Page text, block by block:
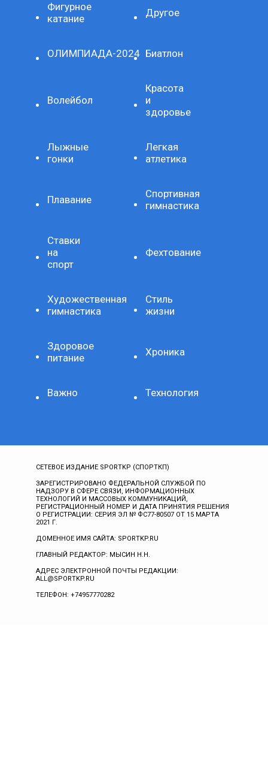
Фигурное
катание
Другое
ОЛИМПИАДА-2024 Биатлон
Волейбол
Красота
и
здоровье
Лыжные
гонки
Легкая
атлетика
Плавание
Спортивная
гимнастика
Ставки
на
спорт
Фехтование
Художественная
гимнастика
Стиль
жизни
Здоровое
питание
Хроника
Важно Технология
СЕТЕВОЕ ИЗДАНИЕ SPORTKP (СПОРТКП)
ЗАРЕГИСТРИРОВАНО ФЕДЕРАЛЬНОЙ СЛУЖБОЙ ПО
НАДЗОРУ В СФЕРЕ СВЯЗИ, ИНФОРМАЦИОННЫХ
ТЕХНОЛОГИЙ И МАССОВЫХ КОММУНИКАЦИЙ,
РЕГИСТРАЦИОННЫЙ НОМЕР И ДАТА ПРИНЯТИЯ РЕШЕНИЯ
О РЕГИСТРАЦИИ: СЕРИЯ ЭЛ № ФС77-80507 ОТ 15 МАРТА
2021 Г.
ДОМЕННОЕ ИМЯ САЙТА: SPORTKP.RU
ГЛАВНЫЙ РЕДАКТОР: МЫСИН Н.Н.
АДРЕС ЭЛЕКТРОННОЙ ПОЧТЫ РЕДАКЦИИ:
ALL@SPORTKP.RU
ТЕЛЕФОН: +74957770282